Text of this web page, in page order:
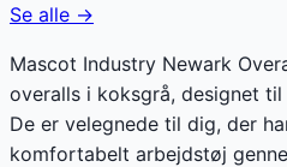
Se alle →
Mascot Industry Newark
overalls i koksgrå, designet
De er velegnede til dig, der
komfortabelt arbejdstøj